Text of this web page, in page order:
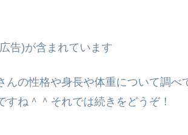
告)が含まれています
んの性格や身長や体重について調べ
ね＾＾それでは続きをどうぞ！